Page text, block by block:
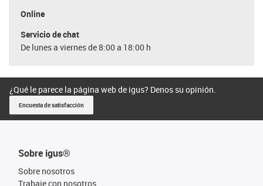
Online
Servicio de chat
De lunes a viernes de 8:00 a 18:00 h
¿Qué le parece la página web de igus? Denos su opinión.
Encuesta de satisfacción
Sobre igus®
Sobre nosotros
Trabaje con nosotros